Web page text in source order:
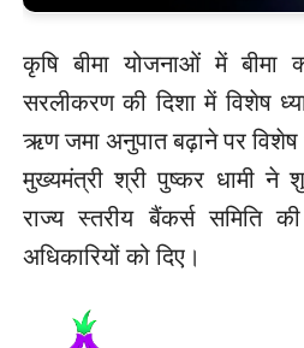
कृषि बीमा योजनाओं में
सरलीकरण की दिशा में विशेष
ऋण जमा अनुपात बढ़ाने पर विशेष
मुख्यमंत्री श्री पुष्कर धामी ने
राज्य स्तरीय बैंकर्स समिति
अधिकारियों को दिए।